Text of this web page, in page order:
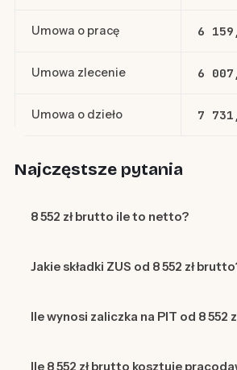
Umowa o pracę 6
Umowa zlecenie 6
Umowa o dzieło 7
Najczęstsze pytania
8 552 zł brutto ile to netto?
Jakie składki ZUS od 8 552 zł
Ile wynosi zaliczka na PIT od 8 552
Ile 8 552 zł brutto kosztuje